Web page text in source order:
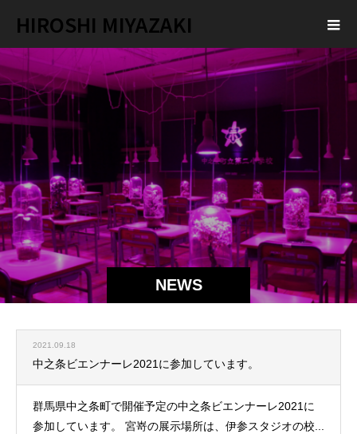
HIROSHI MIYAZAKI
NEWS
2021.09.18
中之条ビエンナーレ2021に参加しています。
群馬県中之条町で開催予定の中之条ビエンナーレ2021に
参加しています。 宮嵜の展示場所は、伊参スタジオの校...